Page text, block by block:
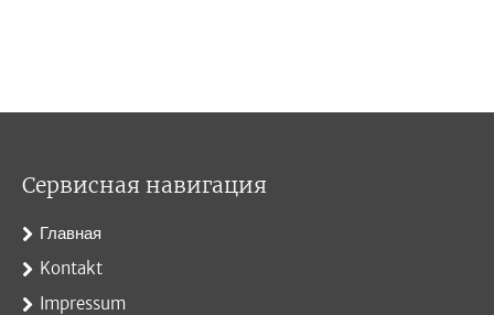
Сервисная навигация
Главная
Kontakt
Impressum